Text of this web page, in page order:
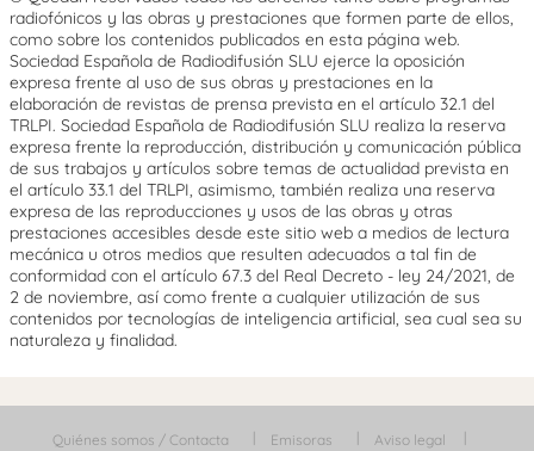
radiofónicos y las obras y prestaciones que formen parte de ellos,
como sobre los contenidos publicados en esta página web.
Sociedad Española de Radiodifusión SLU ejerce la oposición
expresa frente al uso de sus obras y prestaciones en la
elaboración de revistas de prensa prevista en el artículo 32.1 del
TRLPI. Sociedad Española de Radiodifusión SLU realiza la reserva
expresa frente la reproducción, distribución y comunicación pública
de sus trabajos y artículos sobre temas de actualidad prevista en
el artículo 33.1 del TRLPI, asimismo, también realiza una reserva
expresa de las reproducciones y usos de las obras y otras
prestaciones accesibles desde este sitio web a medios de lectura
mecánica u otros medios que resulten adecuados a tal fin de
conformidad con el artículo 67.3 del Real Decreto - ley 24/2021, de
2 de noviembre, así como frente a cualquier utilización de sus
contenidos por tecnologías de inteligencia artificial, sea cual sea su
naturaleza y finalidad.
Quiénes somos / Contacta Emisoras Aviso legal